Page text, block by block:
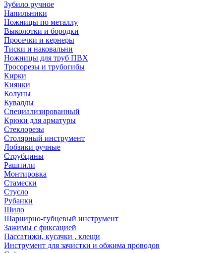
Зубило ручное
Напильники
Ножницы по металлу
Выколотки и бородки
Просечки и кернеры
Тиски и наковальни
Ножницы для труб ПВХ
Тросорезы и трубогибы
Кирки
Киянки
Колуны
Кувалды
Специализированный
Крюки для арматуры
Стеклорезы
Столярный инструмент
Лобзики ручные
Струбцины
Рашпили
Монтировка
Стамески
Стусло
Рубанки
Шило
Шарнирно-губцевый инструмент
Зажимы с фиксацией
Пассатижи, кусачки , клещи
Инструмент для зачистки и обжима проводов